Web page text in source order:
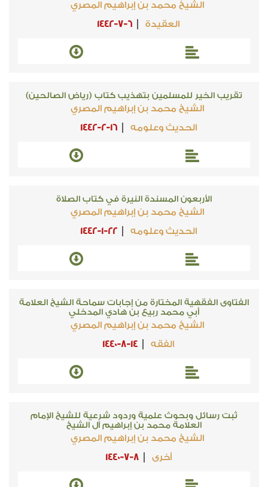
الشيخ محمد بن إبراهيم المصري
العقيدة
1442-7-6
تقريب الخير للمسلمين بتهذيب كتاب (رياض الصالحين)
الشيخ محمد بن إبراهيم المصري
الحديث وعلومه
1442-2-16
الأربعون المسندة النيرة في كتاب الصلاة
الشيخ محمد بن إبراهيم المصري
الحديث وعلومه
1442-1-22
الفتاوى الفقهية المختارة من إجابات سماحة الشيخ العلامة
أبي محمد ربيع بن هادي المدخلي
الشيخ محمد بن إبراهيم المصري
الفقه
1440-8-14
ثبت رسائل وبحوث علمية وردود شرعية للشيخ الإمام
العلامة محمد بن إبراهيم آل الشيخ
الشيخ محمد بن إبراهيم المصري
أخرى
1440-7-8